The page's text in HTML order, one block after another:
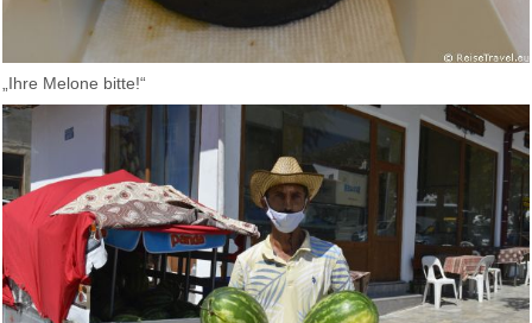
„Ihre Melone bitte!“